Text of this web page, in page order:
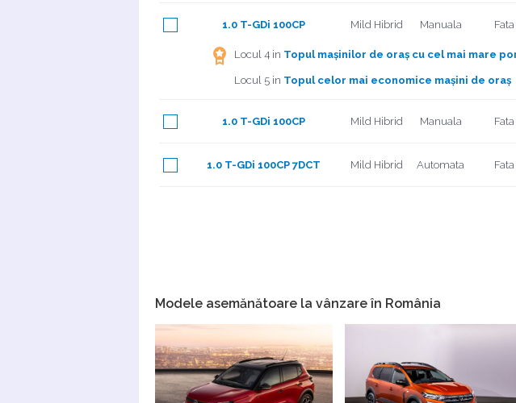
1.0 T-GDi 100CP Mild Hibrid Manuala Fata
Locul 4 in Topul mașinilor de oraș cu cel mai mare
Locul 5 in Topul celor mai economice mașini de oraș
1.0 T-GDi 100CP Mild Hibrid Manuala Fata
1.0 T-GDi 100CP 7DCT Mild Hibrid Automata Fata
Modele asemănătoare la vânzare în România